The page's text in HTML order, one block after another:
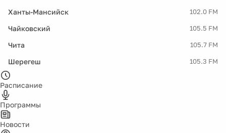
Ханты-Мансийск 102.0 FM
Чайковский 105.5 FM
Чита 105.7 FM
Шерегеш 105.3 FM
Расписание
Программы
Новости